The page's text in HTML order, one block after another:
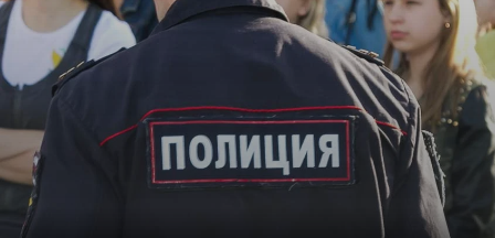
Происшествия
Спорт
Экономика и бизнес
ПРОЕКТЫ